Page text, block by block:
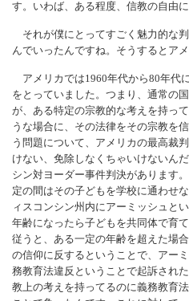
す。いわば、ある程度、信教の自由
それが僕にとってすごく魅力的な
んでいったんですね。そうするとア
アメリカでは1960年代から80年代
をとっていました。つまり、通常の
が、ある特定の宗教的な考えを持っ
うな場合に、その法律をその宗教を
う問題について、アメリカの最高裁
けない、免除しなくちゃいけないん
シン対ヨーダー事件判決があります
定の間はその子どもを学校に通わせ
ィスコンシン州内にアーミッシュと
年齢になったら子どもを共同体で育
従うと、ある一定の年齢を超えた場
の信仰に反するということで、アー
務教育法違反ということで起訴され
教上の考えを持ってるのに義務教育